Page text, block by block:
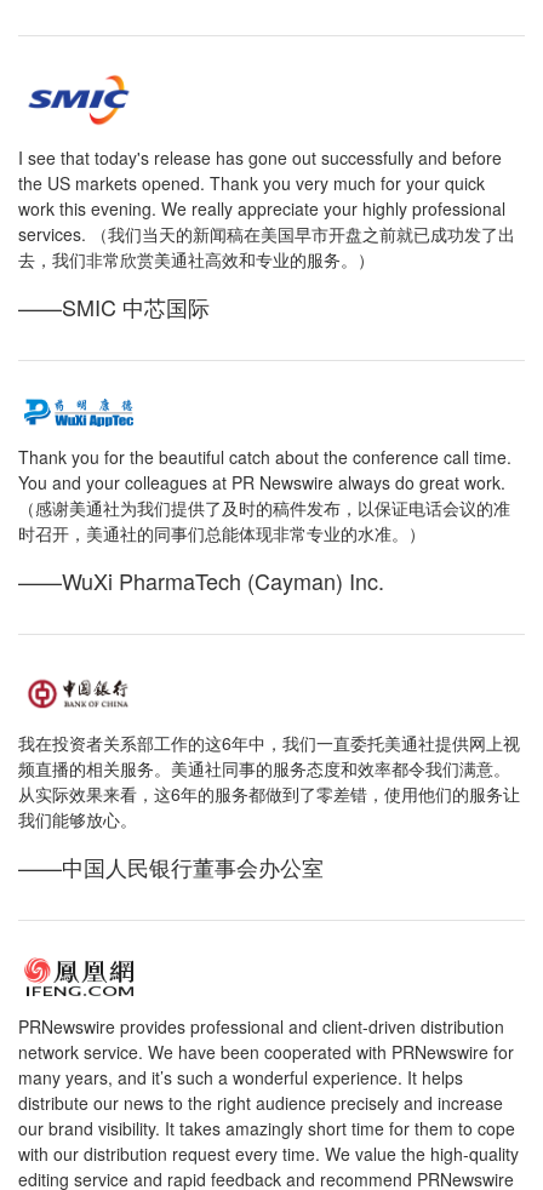
I see that today's release has gone out successfully and before
the US markets opened. Thank you very much for your quick
work this evening. We really appreciate your highly professional
services. （我们当天的新闻稿在美国早市开盘之前就已成功发了出
去，我们非常欣赏美通社高效和专业的服务。）
——SMIC 中芯国际
Thank you for the beautiful catch about the conference call time.
You and your colleagues at PR Newswire always do great work.
（感谢美通社为我们提供了及时的稿件发布，以保证电话会议的准
时召开，美通社的同事们总能体现非常专业的水准。）
——WuXi PharmaTech (Cayman) Inc.
我在投资者关系部工作的这6年中，我们一直委托美通社提供网上视
频直播的相关服务。美通社同事的服务态度和效率都令我们满意。
从实际效果来看，这6年的服务都做到了零差错，使用他们的服务让
我们能够放心。
——中国人民银行董事会办公室
PRNewswire provides professional and client-driven distribution
network service. We have been cooperated with PRNewswire for
many years, and it’s such a wonderful experience. It helps
distribute our news to the right audience precisely and increase
our brand visibility. It takes amazingly short time for them to cope
with our distribution request every time. We value the high-quality
editing service and rapid feedback and recommend PRNewswire